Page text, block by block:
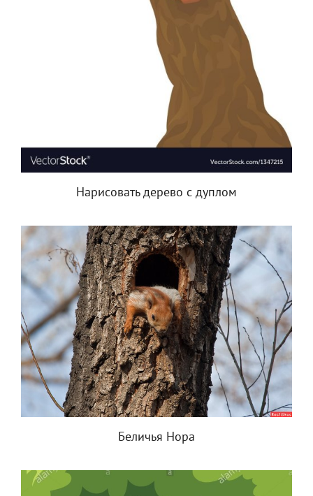
Нарисовать дерево с дуплом
Беличья Нора